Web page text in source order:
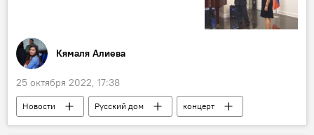
Кямаля Алиева
25 октября 2022, 17:38
Новости Русский дом
концерт
Евгения Мамедова
Азербайджан